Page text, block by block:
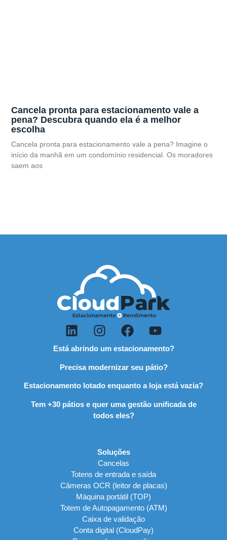
Cancela pronta para estacionamento vale a
pena? Descubra quando ela é a melhor
escolha
Cancela pronta para estacionamento vale a pena? Imagine o
início da manhã em um condomínio residencial. Os moradores
saem aos
Está abrindo um estacionamento?
Precisa modernizar seu pátio?
Estacionamento lotado enquanto a loja está vazia?
Tem +30 pátios e quer uma gestão unificada de
todos eles?
Soluções
Cancelas
Totens de entrada e saída
Câmeras OCR (leitor de placas)
Máquina portátil (TOP)
Totem de Autopagamento (ATM)
Caixa de validação
Conta digital (CloudPay)